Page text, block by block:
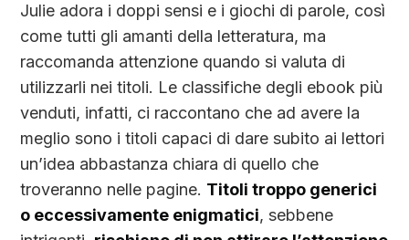
Julie adora i doppi sensi e i giochi di parole, così
come tutti gli amanti della letteratura, ma
raccomanda attenzione quando si valuta di
utilizzarli nei titoli. Le classifiche degli ebook più
venduti, infatti, ci raccontano che ad avere la
meglio sono i titoli capaci di dare subito ai lettori
un’idea abbastanza chiara di quello che
troveranno nelle pagine. Titoli troppo generici
o eccessivamente enigmatici, sebbene